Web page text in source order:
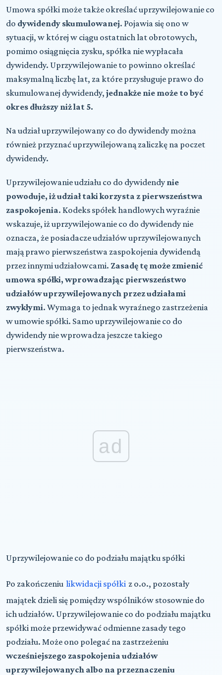
Umowa spółki może także określać uprzywilejowanie co
do dywidendy skumulowanej. Pojawia się ono w
sytuacji, w której w ciągu ostatnich lat obrotowych,
pomimo osiągnięcia zysku, spółka nie wypłacała
dywidendy. Uprzywilejowanie to powinno określać
maksymalną liczbę lat, za które przysługuje prawo do
skumulowanej dywidendy, jednakże nie może to być
okres dłuższy niż lat 5.
Na udział uprzywilejowany co do dywidendy można
również przyznać uprzywilejowaną zaliczkę na poczet
dywidendy.
Uprzywilejowanie udziału co do dywidendy nie
powoduje, iż udział taki korzysta z pierwszeństwa
zaspokojenia. Kodeks spółek handlowych wyraźnie
wskazuje, iż uprzywilejowanie co do dywidendy nie
oznacza, że posiadacze udziałów uprzywilejowanych
mają prawo pierwszeństwa zaspokojenia dywidendą
przez innymi udziałowcami. Zasadę tę może zmienić
umowa spółki, wprowadzając pierwszeństwo
udziałów uprzywilejowanych przez udziałami
zwykłymi. Wymaga to jednak wyraźnego zastrzeżenia
w umowie spółki. Samo uprzywilejowanie co do
dywidendy nie wprowadza jeszcze takiego
pierwszeństwa.
ad
Uprzywilejowanie co do podziału majątku spółki
Po zakończeniu likwidacji spółki z o.o., pozostały
majątek dzieli się pomiędzy wspólników stosownie do
ich udziałów. Uprzywilejowanie co do podziału majątku
spółki może przewidywać odmienne zasady tego
podziału. Może ono polegać na zastrzeżeniu
wcześniejszego zaspokojenia udziałów
uprzywilejowanych albo na przeznaczeniu